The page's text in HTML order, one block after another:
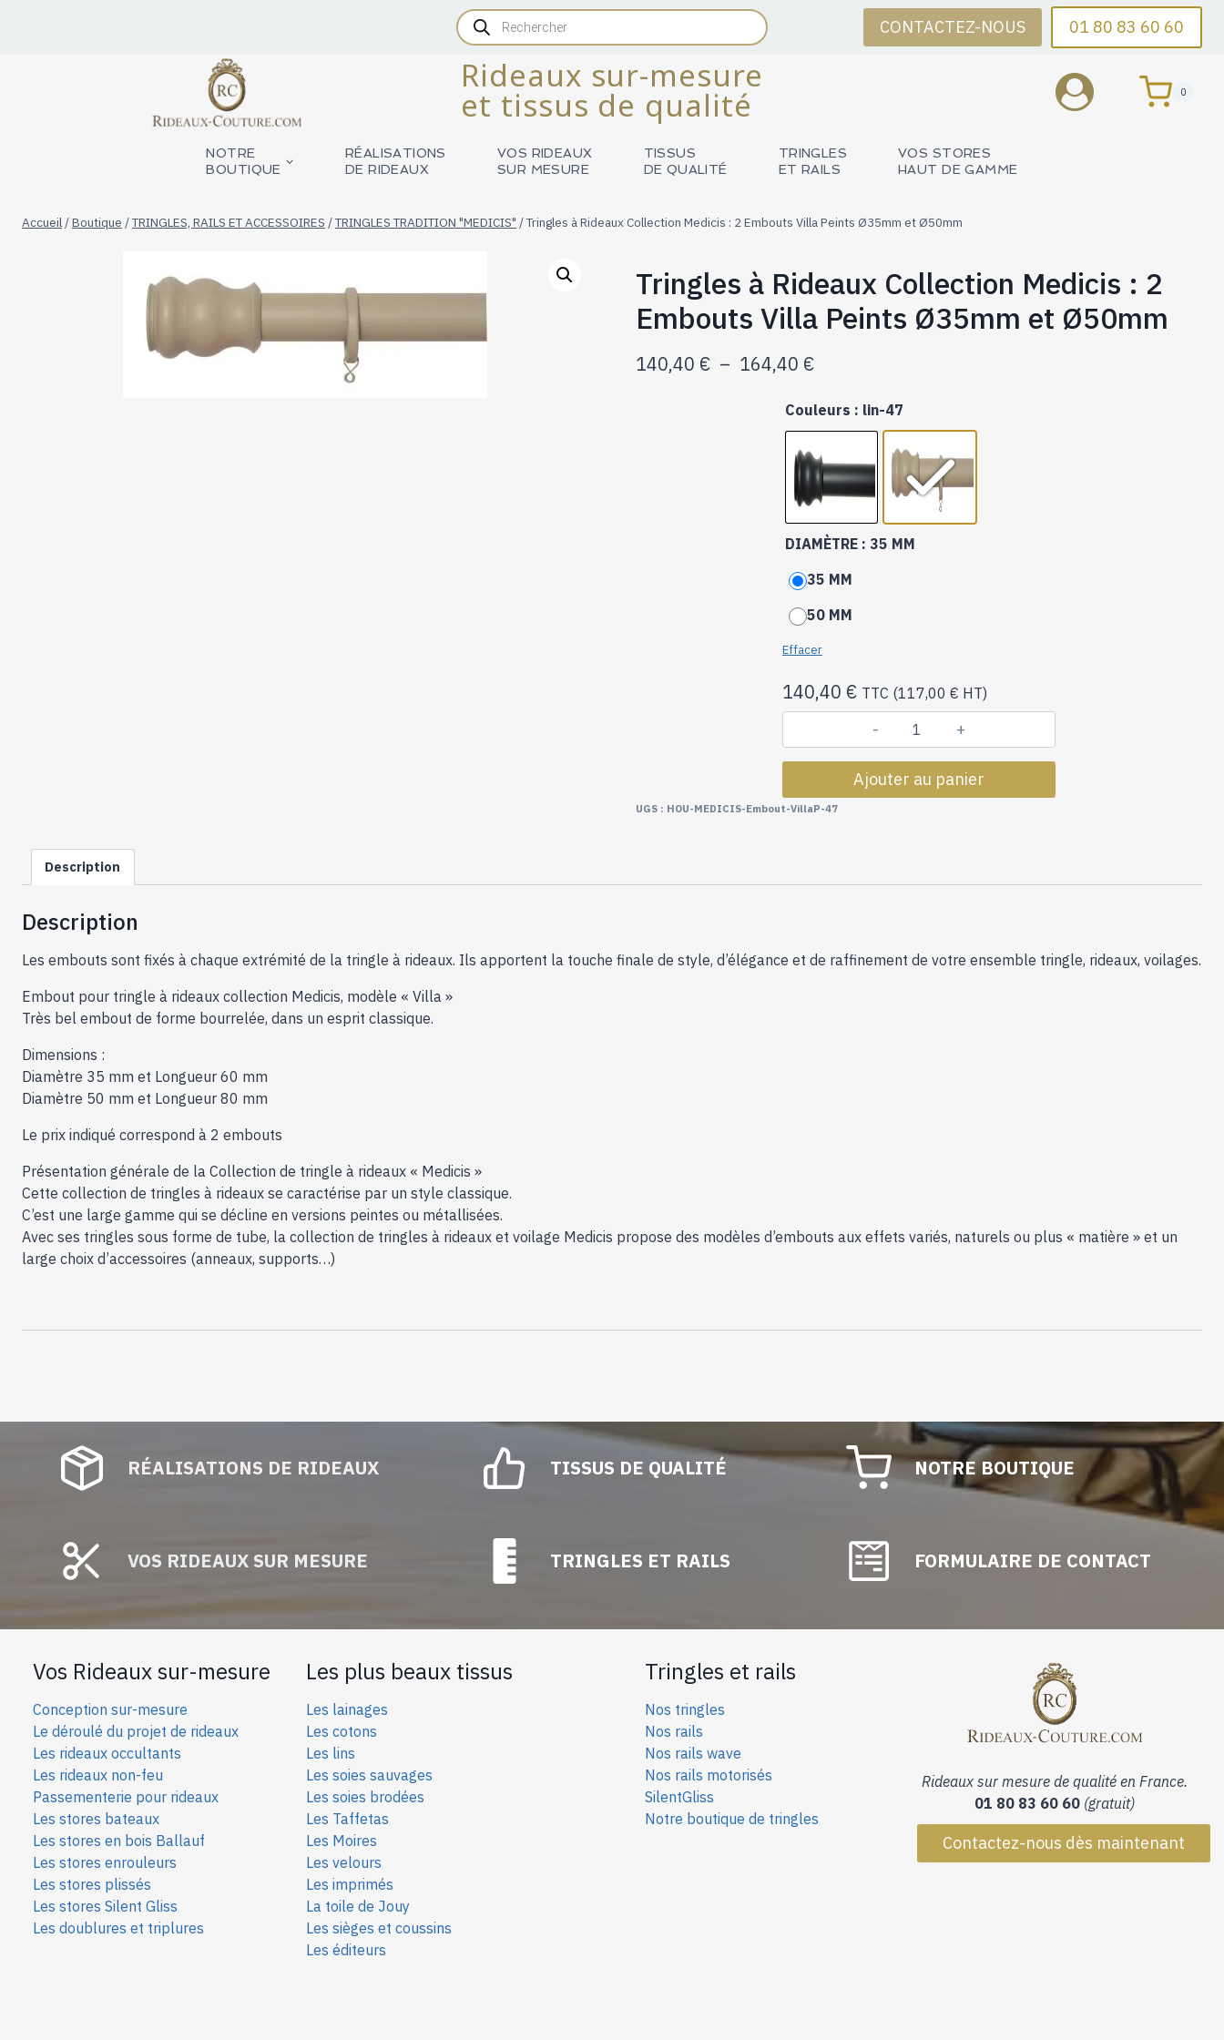
Recherche
de
produits
CONTACTEZ-NOUS 01 80 83 60 60
Rideaux sur-mesure
et tissus de qualité
0
NOTRE
BOUTIQUE
RÉALISATIONS
DE RIDEAUX
VOS RIDEAUX
SUR MESURE
TISSUS
DE QUALITÉ
TRINGLES
ET RAILS
VOS STORES
HAUT DE GAMME
Accueil /Boutique /TRINGLES, RAILS ET ACCESSOIRES /TRINGLES TRADITION "MEDICIS" /Tringles à Rideaux Collection Medicis : 2 Embouts Villa Peints Ø35mm et Ø50mm
Tringles à Rideaux Collection Medicis : 2
Embouts Villa Peints Ø35mm et Ø50mm
140,40 € – 164,40 €Plage
prix :
140,40 €
à
164,40 €
Couleurs : lin-47
DIAMÈTRE : 35 MM
35 MM
50 MM
Effacer
140,40 € TTC (117,00 € HT)
quantité
de
Tringles
Villa
Ajouter au panier
UGS : HOU-MEDICIS-Embout-VillaP-47
Description
Description
Les embouts sont fixés à chaque extrémité de la tringle à rideaux. Ils apportent la touche finale de style, d’élégance et de raffinement de votre ensemble tringle, rideaux, voilages.
Embout pour tringle à rideaux collection Medicis, modèle « Villa »
Très bel embout de forme bourrelée, dans un esprit classique.
Dimensions :
Diamètre 35 mm et Longueur 60 mm
Diamètre 50 mm et Longueur 80 mm
Le prix indiqué correspond à 2 embouts
Présentation générale de la Collection de tringle à rideaux « Medicis »
Cette collection de tringles à rideaux se caractérise par un style classique.
C’est une large gamme qui se décline en versions peintes ou métallisées.
Avec ses tringles sous forme de tube, la collection de tringles à rideaux et voilage Medicis propose des modèles d’embouts aux effets variés, naturels ou plus « matière » et un
large choix d’accessoires (anneaux, supports…)
RÉALISATIONS DE RIDEAUX
VOS RIDEAUX SUR MESURE
TISSUS DE QUALITÉ
TRINGLES ET RAILS
NOTRE BOUTIQUE
FORMULAIRE DE CONTACT
Vos Rideaux sur-mesure
Conception sur-mesure
Le déroulé du projet de rideaux
Les rideaux occultants
Les rideaux non-feu
Passementerie pour rideaux
Les stores bateaux
Les stores en bois Ballauf
Les stores enrouleurs
Les stores plissés
Les stores Silent Gliss
Les doublures et triplures
Les plus beaux tissus
Les lainages
Les cotons
Les lins
Les soies sauvages
Les soies brodées
Les Taffetas
Les Moires
Les velours
Les imprimés
La toile de Jouy
Les sièges et coussins
Les éditeurs
Tringles et rails
Nos tringles
Nos rails
Nos rails wave
Nos rails motorisés
SilentGliss
Notre boutique de tringles
Rideaux sur mesure de qualité en France.
01 80 83 60 60 (gratuit)
Contactez-nous dès maintenant